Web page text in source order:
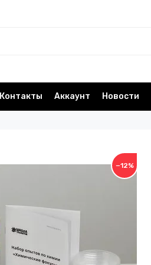
Контакты Аккаунт Новости
−12%